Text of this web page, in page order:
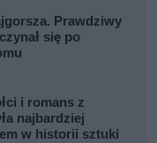
Prawdziwy
się po
i romans z
najbardziej
w historii sztuki